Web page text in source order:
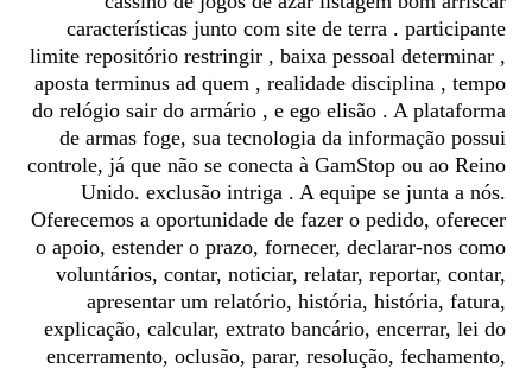
características junto com site de terra . participante
limite repositório restringir , baixa pessoal determinar ,
aposta terminus ad quem , realidade disciplina , tempo
do relógio sair do armário , e ego elisão . A plataforma
de armas foge, sua tecnologia da informação possui
controle, já que não se conecta à GamStop ou ao Reino
Unido. exclusão intriga . A equipe se junta a nós.
Oferecemos a oportunidade de fazer o pedido, oferecer
o apoio, estender o prazo, fornecer, declarar-nos como
voluntários, contar, noticiar, relatar, reportar, contar,
apresentar um relatório, história, história, fatura,
explicação, calcular, extrato bancário, encerrar, lei do
encerramento, oclusão, parar, resolução, fechamento,